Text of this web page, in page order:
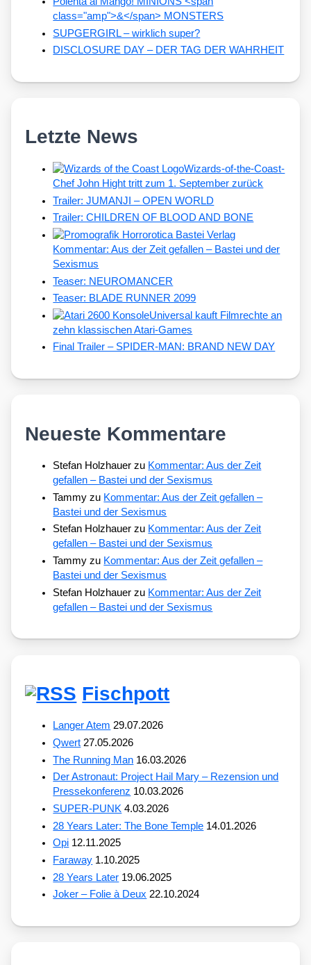
class="amp">&</span> MONSTERS
SUPGERGIRL – wirklich super?
DISCLOSURE DAY – DER TAG DER WAHRHEIT
Letzte News
Wizards-of-the-Coast-
Chef John Hight tritt zum 1. September zurück
Trailer: JUMANJI – OPEN WORLD
Trailer: CHILDREN OF BLOOD AND BONE
Kommentar: Aus der Zeit gefallen – Bastei und der
Sexismus
Teaser: NEUROMANCER
Teaser: BLADE RUNNER 2099
Universal kauft Filmrechte an
zehn klassischen Atari-Games
Final Trailer – SPIDER-MAN: BRAND NEW DAY
Neueste Kommentare
Stefan Holzhauer zu Kommentar: Aus der Zeit
gefallen – Bastei und der Sexismus
Tammy zu Kommentar: Aus der Zeit gefallen –
Bastei und der Sexismus
Stefan Holzhauer zu Kommentar: Aus der Zeit
gefallen – Bastei und der Sexismus
Tammy zu Kommentar: Aus der Zeit gefallen –
Bastei und der Sexismus
Stefan Holzhauer zu Kommentar: Aus der Zeit
gefallen – Bastei und der Sexismus
Fischpott
Langer Atem 29.07.2026
Qwert 27.05.2026
The Running Man 16.03.2026
Der Astronaut: Project Hail Mary – Rezension und
Pressekonferenz 10.03.2026
SUPER-PUNK 4.03.2026
28 Years Later: The Bone Temple 14.01.2026
Opi 12.11.2025
Faraway 1.10.2025
28 Years Later 19.06.2025
Joker – Folie à Deux 22.10.2024